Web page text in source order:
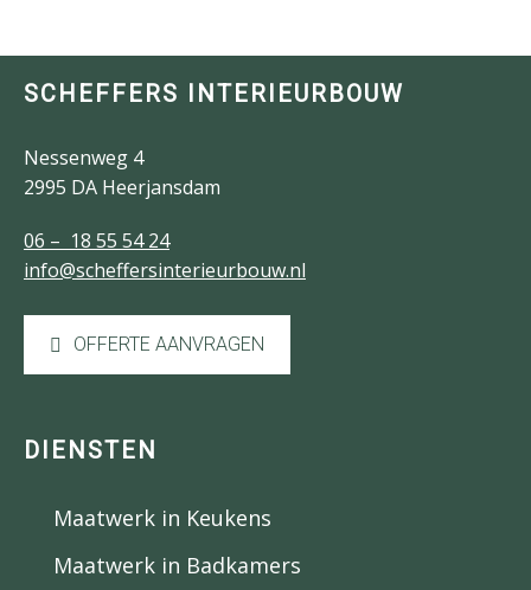
SCHEFFERS INTERIEURBOUW
Nessenweg 4
2995 DA Heerjansdam
06 – 18 55 54 24
info@scheffersinterieurbouw.nl
OFFERTE AANVRAGEN
DIENSTEN
Maatwerk in Keukens
Maatwerk in Badkamers